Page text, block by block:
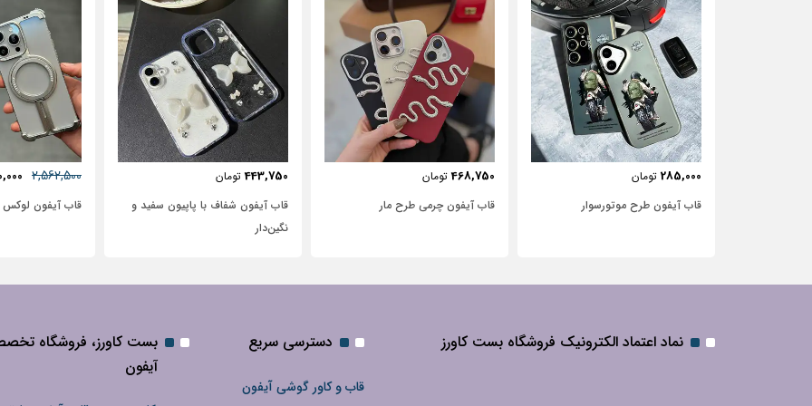
468,750 تومان
قاب آیفون چرمی طرح مار
443,750 تومان
قاب آیفون شفاف با پاپیون سفید و
2,562,500
2,950,000
قاب آیفون لوکس بامپر OATSBASF
631,250
نماد اعتماد الکترونیک فروشگاه بست کاورز دسترسی سریع
قاب و کاور گوشی آیفون
بست کاورز، فروشگاه
آیفون